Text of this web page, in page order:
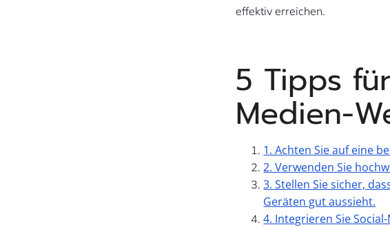
effektiv erreichen.
5 Tipps
Medien-
1. Achten Sie auf eine
2. Verwenden Sie
3. Stellen Sie sicher,
Geräten gut aussieht.
4. Integrieren Sie